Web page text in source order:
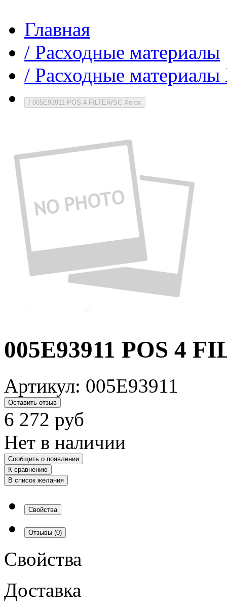
Главная
/ Расходные материалы
/ Расходные
/ 005E93911 POS 4 FILTER/SC Xerox
005E93911 POS 4
Артикул: 005E93911
Оставить отзыв
6 272 руб
Нет в наличии
Сообщить о появлении
К сравнению
В список желания
Свойства
Отзывы (0)
Свойства
Доставка